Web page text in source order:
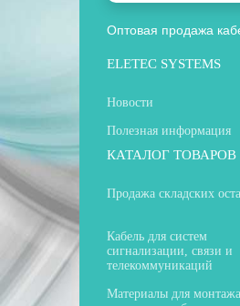
Оптовая продажа
ELETEC SYSTEMS
Новости
Полезная информация
КАТАЛОГ ТОВАРОВ
Продажа складских
Кабель для систем
сигнализации, связи и
телекоммуникаций
Материалы для